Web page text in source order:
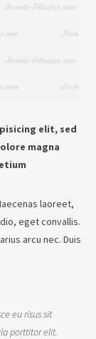
elit, sed
magna
laoreet,
eget convallis.
arcu nec. Duis
eu risus sit
porttitor elit.